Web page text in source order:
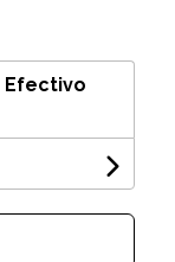
Efectivo